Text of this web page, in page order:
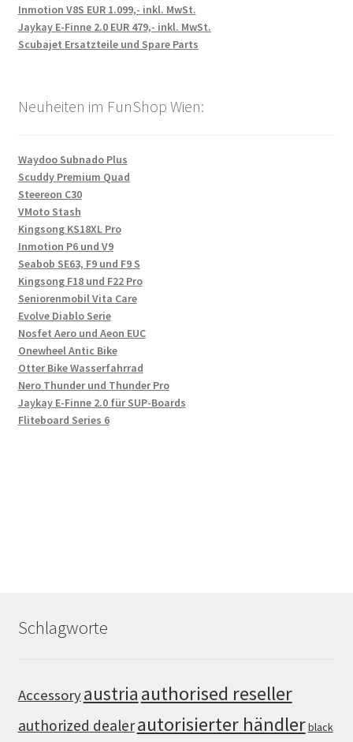
Inmotion V8S EUR 1.099,- inkl. MwSt.
Jaykay E-Finne 2.0 EUR 479,- inkl. MwSt.
Scubajet Ersatzteile und Spare Parts
Neuheiten im FunShop Wien:
Waydoo Subnado Plus
Scuddy Premium Quad
Steereon C30
VMoto Stash
Kingsong KS18XL Pro
Inmotion P6 und V9
Seabob SE63, F9 und F9 S
Kingsong F18 und F22 Pro
Seniorenmobil Vita Care
Evolve Diablo Serie
Nosfet Aero und Aeon EUC
Onewheel Antic Bike
Otter Bike Wasserfahrrad
Nero Thunder und Thunder Pro
Jaykay E-Finne 2.0 für SUP-Boards
Fliteboard Series 6
Schlagworte
Accessoryaustria authorised reseller
authorized dealerautorisierter händlerblack